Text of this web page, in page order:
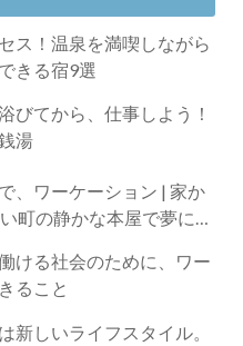
ス！温泉を満喫しながら
きる宿9選
びてから、仕事しよう！
湯
、ワーケーション | 家か
町の静かな本屋で夢に近
ける社会のために、ワー
ること
新しいライフスタイル。